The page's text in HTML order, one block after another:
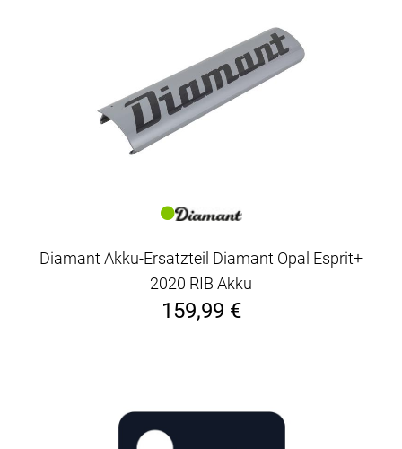
Diamant Akku-Ersatzteil Diamant Opal Esprit+
2020 RIB Akku
159,99 €